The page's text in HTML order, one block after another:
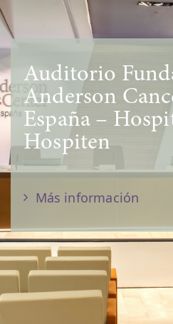
Auditorio
Anderson
España –
Hospiten
Más información